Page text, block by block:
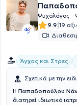
Ψυχολόγος -
9.9|19
Άγχος και Στρες
Σχετικά με την
Η Παπαδοπούλου
διατηρεί ιδιωτικό